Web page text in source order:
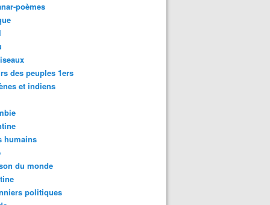
poèmes
des peuples 1ers
et indiens
humains
du monde
politiques